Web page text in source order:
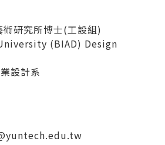
研究所博士(工設組)
(BIAD) Design
設計系